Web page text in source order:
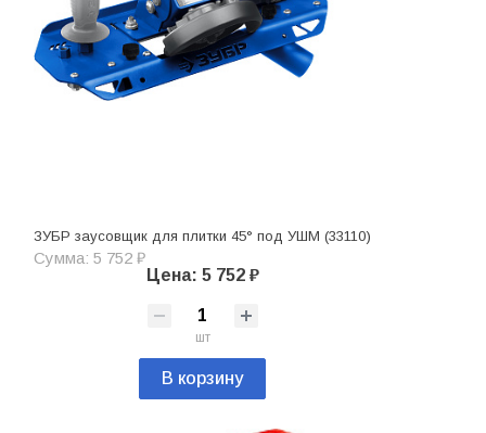
ЗУБР заусовщик для плитки 45° под УШМ (33110)
Сумма: 5 752 ₽
Цена: 5 752 ₽
шт
В корзину